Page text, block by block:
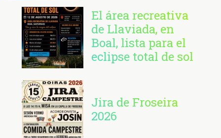
El área recreativa
de Llaviada, en
Boal, lista para el
eclipse total de sol
Jira de Froseira
2026